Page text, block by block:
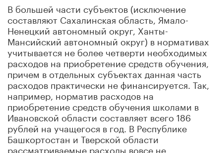
В большей части субъектов (исключение
составляют Сахалинская область, Ямало-
Ненецкий автономный округ, Ханты-
Мансийский автономный округ) в нормативах
учитывается не более четверти необходимых
расходов на приобретение средств обучения,
причем в отдельных субъектах данная часть
расходов практически не финансируется. Так,
например, норматив расходов на
приобретение средств обучения школами в
Ивановской области составляет всего 186
рублей на учащегося в год. В Республике
Башкортостан и Тверской области
рассматриваемые расходы вовсе не